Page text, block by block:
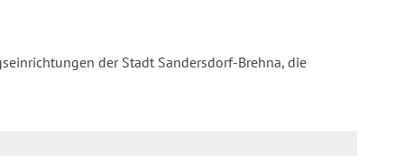
der Stadt Sandersdorf-Brehna, die